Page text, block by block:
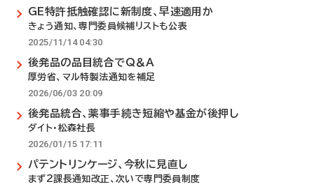
GE特許抵触確認に新制度、早速適用か
きょう通知、専門委員候補リストも公表
2025/11/14 04:30
後発品の品目統合でQ＆A
厚労省、マル特製法通知を補足
2026/06/03 20:09
後発品統合、薬事手続き短縮や基金が後押し
ダイト・松森社長
2026/01/15 17:11
パテントリンケージ、今秋に見直し
まず2課長通知改正、次いで専門委員制度